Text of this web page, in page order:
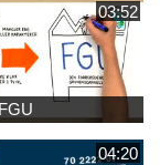
03:52
04:20